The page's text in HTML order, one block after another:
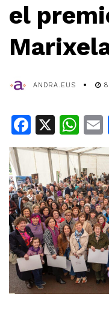
el
ANDRA.EUS
X